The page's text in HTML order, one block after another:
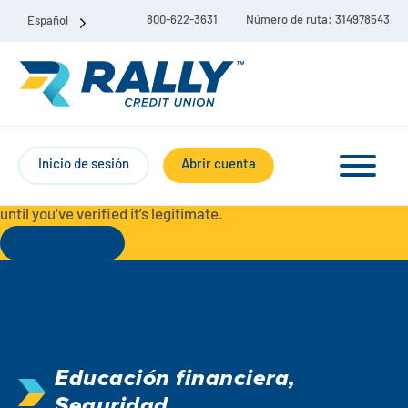
Español 800-622-3631 Número de ruta: 314978543
Inicio de sesión Abrir cuenta
Cuenta corriente Liberty
Ahorro
contact Rally Credit Union using our official phone numbers. If
you receive a letter, email, text message, or other
until you’ve verified it’s legitimate.
Educación financiera,